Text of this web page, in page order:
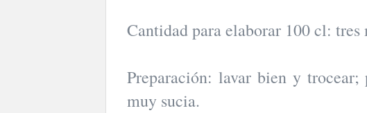
Cantidad para elaborar 100 cl: tres
Preparación: lavar bien y
muy sucia.